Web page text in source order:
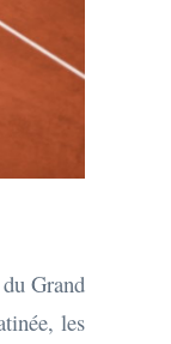
Grand
les